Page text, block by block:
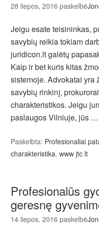
28 liepos, 2016 paskelbė
Jeigu esate teisininkas,
savybių reikia tokiam
juridicon.lt galėtų
Kaip ir bet kuris kitas
sistemoje. Advokatai yra
savybių rinkinį,
charakteristikos. Jeigu
paslaugos Vilniuje, jūs …
Paskelbta: Profesionaliai
charakteristika,www jtc lt
Profesionalūs
geresnę
14 liepos, 2016 paskelbė